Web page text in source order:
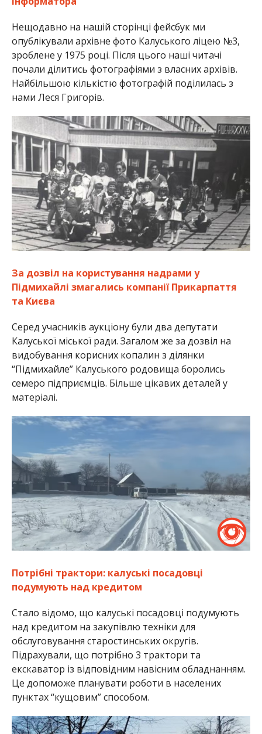
Нещодавно на нашій сторінці фейсбук ми
опублікували архівне фото Калуського ліцею №3,
зроблене у 1975 році. Після цього наші читачі
почали ділитись фотографіями з власних архівів.
Найбільшою кількістю фотографій поділилась з
нами Леся Григорів.
За дозвіл на користування надрами у
Підмихайлі змагались компанії Прикарпаття
та Києва
Серед учасників аукціону були два депутати
Калуської міської ради. Загалом же за дозвіл на
видобування корисних копалин з ділянки
“Підмихайле” Калуського родовища боролись
семеро підприємців. Більше цікавих деталей у
матеріалі.
Потрібні трактори: калуські посадовці
подумують над кредитом
Стало відомо, що калуські посадовці подумують
над кредитом на закупівлю техніки для
обслуговування старостинських округів.
Підрахували, що потрібно 3 трактори та
екскаватор із відповідним навісним обладнанням.
Це допоможе планувати роботи в населених
пунктах “кущовим” способом.